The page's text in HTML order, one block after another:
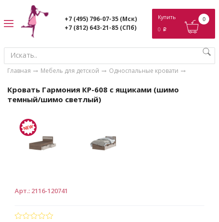
+7 (495) 796-07-35 (Мск)
+7 (812) 643-21-85 (СПб)
Купить
0 p
0
Главная Мебель для детской Односпальные кровати
Кровать Гармония КР-608 с ящиками (шимо
темный/шимо светлый)
Арт.: 2116-120741